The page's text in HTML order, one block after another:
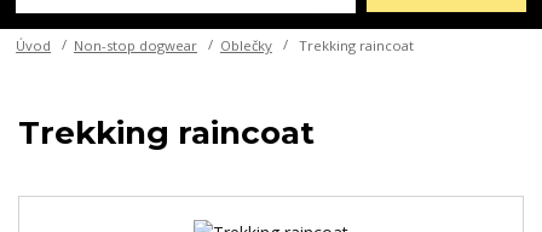
Úvod Non-stop dogwear Oblečky Trekking raincoat
Trekking raincoat